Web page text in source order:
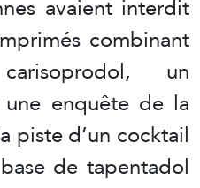
combinant
un
enquête de la
piste d’un cocktail
de tapentadol